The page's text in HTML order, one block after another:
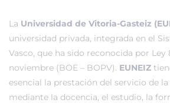
La Universidad de Vitoria-Gasteiz
universidad privada, integrada en el
Vasco, que ha sido reconocida por Ley
noviembre (BOE – BOPV). EUNEIZ
esencial la prestación del servicio de
mediante la docencia, el estudio, la